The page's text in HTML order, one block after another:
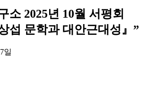
소 2025년 10월 서평회
섭 문학과 대안근대성』”
일